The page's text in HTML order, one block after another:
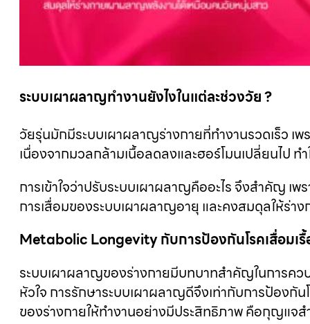
ระบบเผาผลาญทํางานยังไงในแต่ละช่วงวัย ?
วัยรุ่นมักมีระบบเผาผลาญร่างกายที่ทำงานรวดเร็ว เพ
เนื่องจากมวลกล้ามเนื้อลดลงและฮอร์โมนเปลี่ยนไป
การเข้าใจว่าปรับระบบเผาผลาญคืออะไร จึงสำคัญ เ
การเสื่อมของระบบเผาผลาญอายุ และคงสมดุลให้ร่
Metabolic Longevity กับการป้องกันโรคเสื่อมเรื้
ระบบเผาผลาญของร่างกายมีบทบาทสำคัญในการคว
หัวใจ การรักษาระบบเผาผลาญดีจึงเท่ากับการป้อง
ของร่างกายให้ทำงานอย่างมีประสิทธิภาพ คือกุญแจ